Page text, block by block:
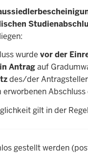
wurde vor der
Antragauf
des/der
erworbenen
gilt in der
gestellt werden (